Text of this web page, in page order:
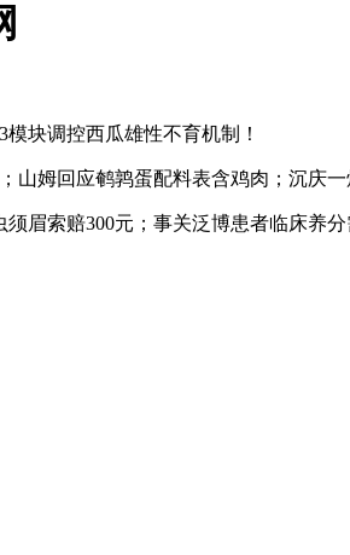
块调控西瓜雄性不育机制！
回应鹌鹑蛋配料表含鸡肉；沉庆一
索赔300元；事关泛博患者临床养分